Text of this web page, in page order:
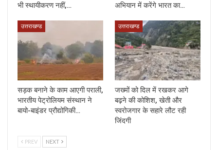
भी स्थायीकरण नहीं,…
अभियान में करेंगे भारत का…
उत्तराखण्ड
सड़क बनाने के काम आएगी पराली,
भारतीय पेट्रोलियम संस्थान ने
बायो-बाइंडर प्रौद्योगिकी…
उत्तराखण्ड
जख्मों को दिल में रखकर आगे
बढ़ने की कोशिश, खेती और
स्वरोजगार के सहारे लौट रही
जिंदगी
PREV NEXT